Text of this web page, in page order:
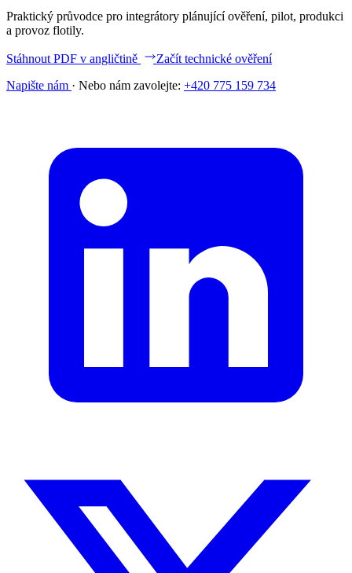
Praktický průvodce pro integrátory plánující ověření, pilot, produkci
a provoz flotily.
Stáhnout PDF v angličtině
Začít technické ověření
Napište nám · Nebo nám zavolejte: +420 775 159 734